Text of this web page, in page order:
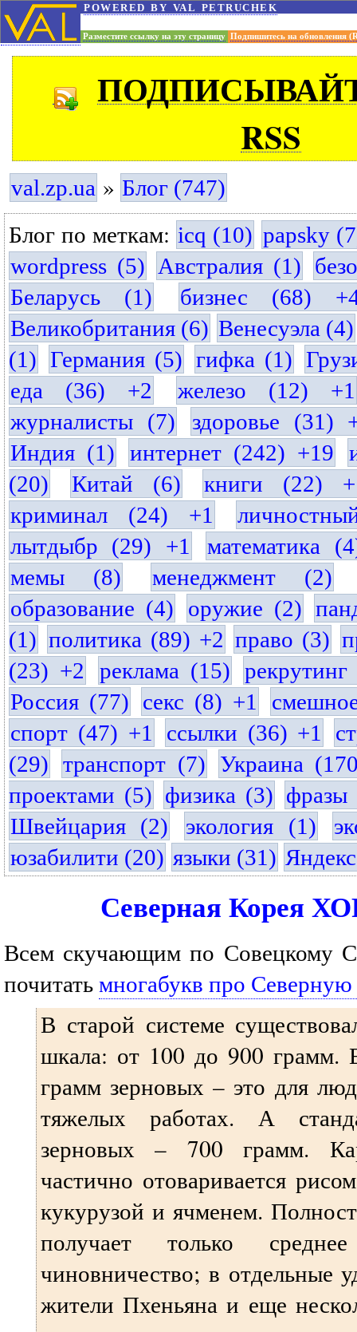
powered by val petruchek
Разместите ссылку на эту страницу Подпишитесь на обновления
RSS
val.zp.ua » Блог (747)
Блог по меткам: icq (10) papsky
wordpress (5) Австралия (1)
Беларусь (1)
бизнес (68)
Великобритания (6) Венесуэла (4)
(1) Германия (5) гифка (1)
еда (36) +2
железо (12) +1
журналисты (7)
здоровье (31)
Индия (1)
интернет (242) +19
(20)
Китай (6)
книги (22)
криминал (24) +1
лытдыбр (29) +1
математика
мемы (8)
менеджмент (2)
образование (4)
оружие (2)
(1) политика (89) +2 право (3)
(23) +2
реклама (15)
Россия (77) секс (8) +1
спорт (47) +1
ссылки (36) +1
(29)
транспорт (7)
Украина
проектами (5) физика (3) фразы
Швейцария (2)
экология (1)
юзабилити (20) языки (31)
Северная Корея
Всем скучающим по Совецкому
почитатьмногабукв про
В старой системе
шкала: от 100 до 900 грамм.
грамм зерновых – это для
тяжелых работах. А
зерновых – 700 грамм.
частично отоваривается
кукурузой и ячменем.
получает только
чиновничество; в отдельные
жители Пхеньяна и еще